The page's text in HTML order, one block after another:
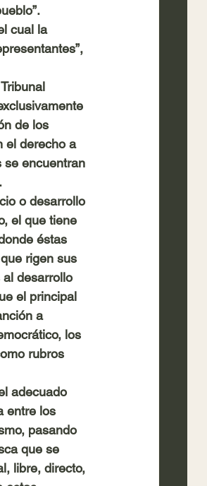
cual la
de los
el derecho a
se encuentran
o desarrollo
el que tiene
éstas
rigen sus
desarrollo
el principal
a
los
rubros
adecuado
entre los
pasando
que se
libre, directo,